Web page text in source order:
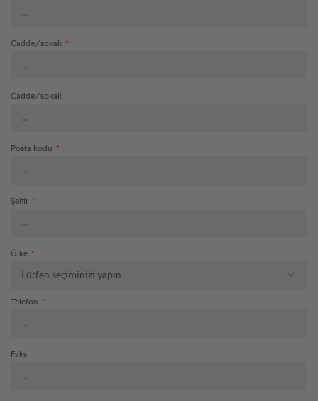
Cadde/sokak *
Cadde/sokak
Posta kodu *
Şehir *
Ülke *
Lütfen seçiminizi yapın
Telefon *
Faks